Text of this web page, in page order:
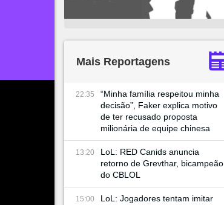
Mais Reportagens
22:35
“Minha família respeitou minha
decisão”, Faker explica motivo
de ter recusado proposta
milionária de equipe chinesa
13:20
LoL: RED Canids anuncia
retorno de Grevthar, bicampeão
do CBLOL
15:00
LoL: Jogadores tentam imitar